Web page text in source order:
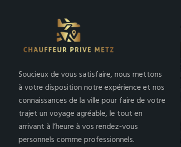
Soucieux de vous satisfaire, nous mettons
à votre disposition notre expérience et nos
connaissances de la ville pour faire de votre
trajet un voyage agréable, le tout en
arrivant à l’heure à vos rendez-vous
personnels comme professionnels.